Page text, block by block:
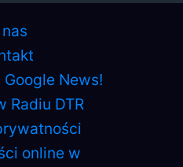
Google News!
Radiu DTR
online w